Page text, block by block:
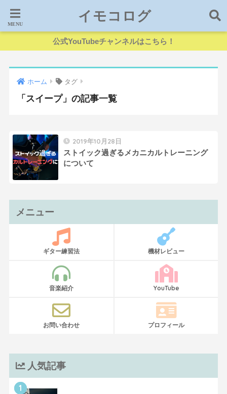
イモコログ
公式YouTubeチャンネルはこちら！
ホーム タグ
「スイープ」の記事一覧
2019年10月28日
ストイック過ぎるメカニカルトレーニング
について
メニュー
ギター練習法 機材レビュー
音楽紹介 YouTube
お問い合わせ プロフィール
人気記事
1